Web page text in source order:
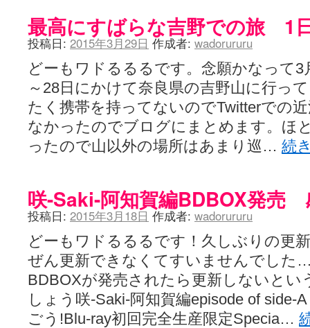
最高にすばらな吉野での旅 1
投稿日: 2015年3月29日 作成者: wadorururu
どーもワドるるるです。念願かなって3
～28日にかけて奈良県の吉野山に行っ
たく携帯を持ってないのでTwitterでの
なかったのでブログにまとめます。ほ
ったので山以外の場所はあまり巡… 続
咲-Saki-阿知賀編BDBOX発売
投稿日: 2015年3月18日 作成者: wadorururu
どーもワドるるるです！久しぶりの更
ぜん更新できなくてすいませんでした
BDBOXが発売されたら更新しないと
しょう咲-Saki-阿知賀編episode of side-
ごう!Blu-ray初回完全生産限定Specia…